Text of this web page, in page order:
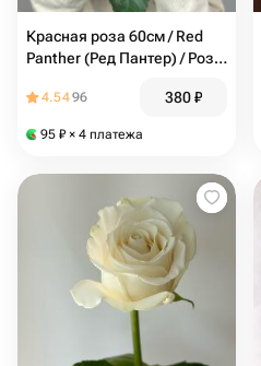
Красная роза 60см / Red
Panther (Ред Пантер) / Роза
4.5496 380₽
95 ₽ × 4 платежа